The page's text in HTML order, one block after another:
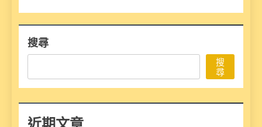
搜尋
搜
尋
近期文章